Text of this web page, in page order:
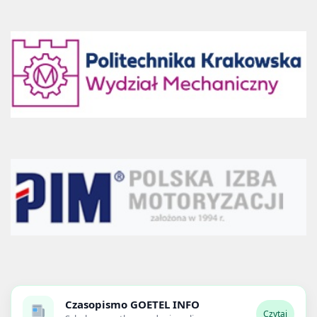
Czasopismo GOETEL INFO
Czytaj